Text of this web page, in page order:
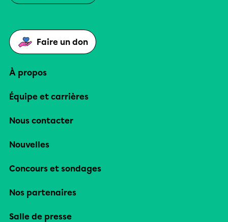
Faire un don
À propos
Équipe et carrières
Nous contacter
Nouvelles
Concours et sondages
Nos partenaires
Salle de presse